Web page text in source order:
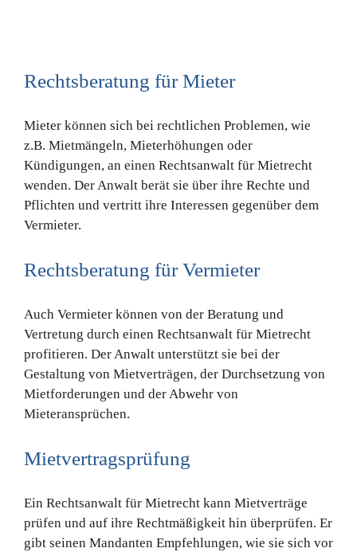
Rechtsberatung für Mieter
Mieter können sich bei rechtlichen Problemen, wie
z.B. Mietmängeln, Mieterhöhungen oder
Kündigungen, an einen Rechtsanwalt für Mietrecht
wenden. Der Anwalt berät sie über ihre Rechte und
Pflichten und vertritt ihre Interessen gegenüber dem
Vermieter.
Rechtsberatung für Vermieter
Auch Vermieter können von der Beratung und
Vertretung durch einen Rechtsanwalt für Mietrecht
profitieren. Der Anwalt unterstützt sie bei der
Gestaltung von Mietverträgen, der Durchsetzung von
Mietforderungen und der Abwehr von
Mieteransprüchen.
Mietvertragsprüfung
Ein Rechtsanwalt für Mietrecht kann Mietverträge
prüfen und auf ihre Rechtmäßigkeit hin überprüfen. Er
gibt seinen Mandanten Empfehlungen, wie sie sich vor